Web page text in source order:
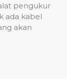
pengukur
ada kabel
akan